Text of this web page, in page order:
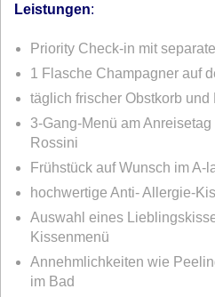
Leistungen:
Priority Check-in mit
1 Flasche Champagner auf
täglich frischer Obstkorb und
3-Gang-Menü am
Rossini
Frühstück auf Wunsch im A-
hochwertige Anti- Allergie-
Auswahl eines
Kissenmenü
Annehmlichkeiten wie
im Bad